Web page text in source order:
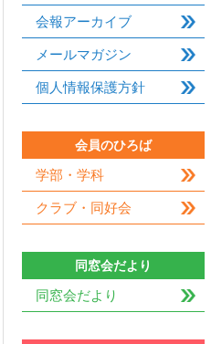
会報アーカイブ
メールマガジン
個人情報保護方針
会員のひろば
学部・学科
クラブ・同好会
同窓会だより
同窓会だより